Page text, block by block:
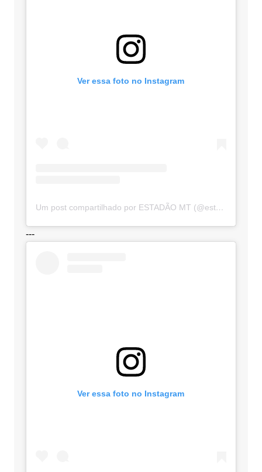
Ver essa foto no Instagram
Um post compartilhado por ESTADÃO MT (@estadaomt)
---
Ver essa foto no Instagram